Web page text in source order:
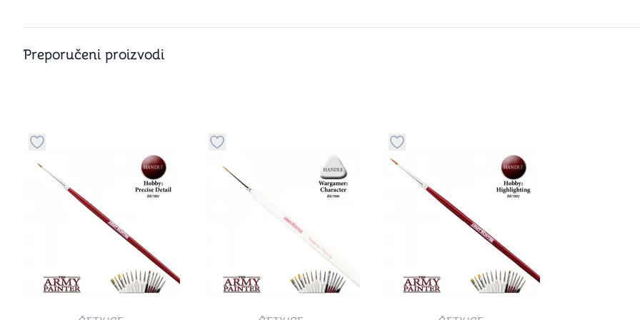
Preporučeni proizvodi
Dugme za dodavanje stvari u kategoriju omiljenoDugme za dodavanje stvari u kategoriju omiljenoDugme za dodavanje stvari u kategoriju omiljeno